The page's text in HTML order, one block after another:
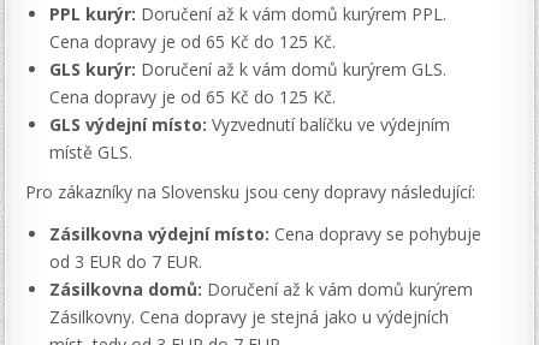
PPL kurýr: Doručení až k vám domů kurýrem PPL.
Cena dopravy je od 65 Kč do 125 Kč.
GLS kurýr: Doručení až k vám domů kurýrem GLS.
Cena dopravy je od 65 Kč do 125 Kč.
GLS výdejní místo: Vyzvednutí balíčku ve výdejním
místě GLS.
Pro zákazníky na Slovensku jsou ceny dopravy následující:
Zásilkovna výdejní místo: Cena dopravy se pohybuje
od 3 EUR do 7 EUR.
Zásilkovna domů: Doručení až k vám domů kurýrem
Zásilkovny. Cena dopravy je stejná jako u výdejních